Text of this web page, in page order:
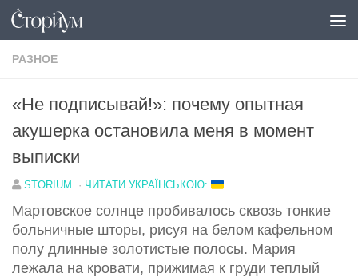
Под записью
РАЗНОЕ
«Не подписывай!»: почему опытная
акушерка остановила меня в момент
выписки
STORIUM · ЧИТАТИ УКРАЇНСЬКОЮ:
Мартовское солнце пробивалось сквозь тонкие
больничные шторы, рисуя на белом кафельном
полу длинные золотистые полосы. Мария
лежала на кровати, прижимая к груди теплый